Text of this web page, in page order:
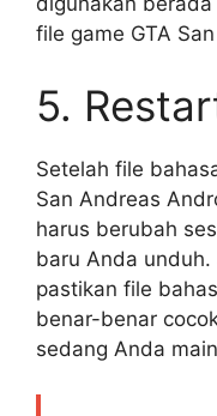
file game GTA
5.
Setelah file
San Andreas
harus berubah
baru Anda
pastikan file
benar-benar
sedang Anda